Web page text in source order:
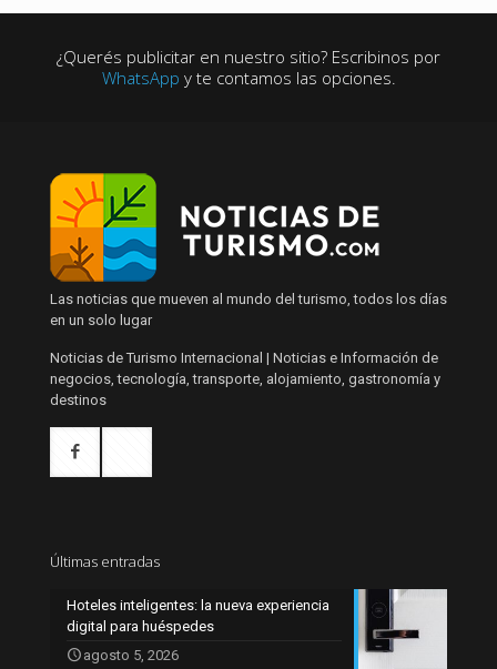
¿Querés publicitar en nuestro sitio? Escribinos por
WhatsApp y te contamos las opciones.
Las noticias que mueven al mundo del turismo, todos los días
en un solo lugar
Noticias de Turismo Internacional | Noticias e Información de
negocios, tecnología, transporte, alojamiento, gastronomía y
destinos
Últimas entradas
Hoteles inteligentes: la nueva experiencia
digital para huéspedes
agosto 5, 2026